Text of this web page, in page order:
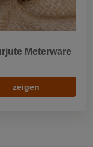
Meterware
zeigen